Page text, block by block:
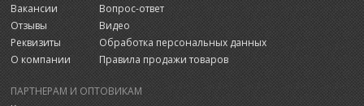
Вакансии
Отзывы
Реквизиты
О компании
Вопрос-ответ
Видео
Обработка персональных данных
Правила продажи товаров
ПАРТНЕРАМ И ОПТОВИКАМ